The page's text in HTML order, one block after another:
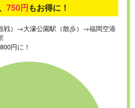
750円もお得に！
戦）→大濠公園駅（散歩）→福岡空港
円に！